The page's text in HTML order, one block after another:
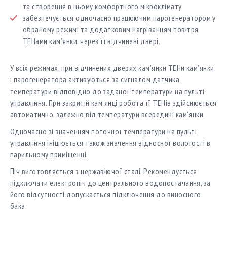
та створення в ньому комфортного мікроклімату
забезпечується одночасно працюючим парогенератором у
обраному режимі та додатковим нагріванням повітря
ТЕНами кам’янки, через її відчинені двері.
У всіх режимах, при відчинених дверях кам’янки ТЕНи кам’янки
і парогенератора активуються за сигналом датчика
температури відповідно до заданої температури на пульті
управління. При закритій кам’янці робота її ТЕНів здійснюється
автоматично, залежно від температури всередині кам’янки.
Одночасно зі значенням поточної температури на пульті
управління ініціюється також значення відносної вологості в
парильному приміщенні.
Пiч виготовляється з нержавіючої сталі. Рекомендується
підключати електропіч до центрального водопостачання, за
його відсутності допускається підключення до виносного
бака.